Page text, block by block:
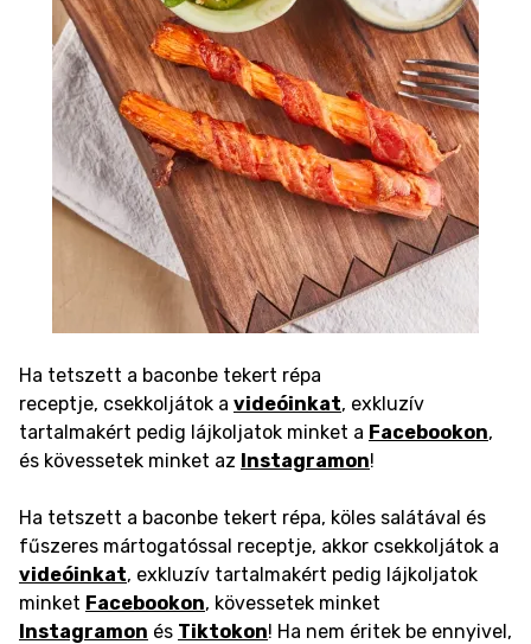
Ha tetszett a baconbe tekert répa
receptje, csekkoljátok a videóinkat, exkluzív
tartalmakért pedig lájkoljatok minket a Facebookon,
és kövessetek minket az Instagramon!
Ha tetszett a baconbe tekert répa, köles salátával és
fűszeres mártogatóssal receptje, akkor csekkoljátok a
videóinkat, exkluzív tartalmakért pedig lájkoljatok
minket Facebookon, kövessetek minket
Instagramon és Tiktokon! Ha nem éritek be ennyivel,